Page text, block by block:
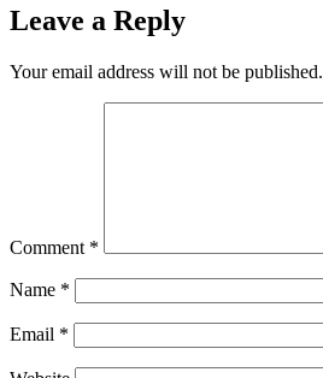
Leave a Reply
Your email address will not be published.
Comment *
Name *
Email *